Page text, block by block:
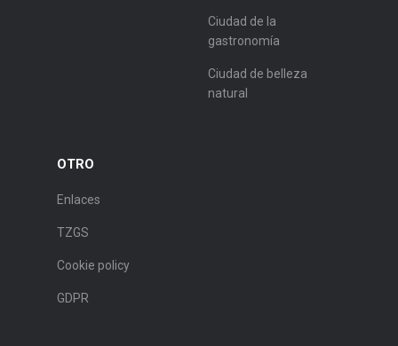
Ciudad de la
gastronomía
Ciudad de belleza
natural
OTRO
Enlaces
TZGS
Cookie policy
GDPR